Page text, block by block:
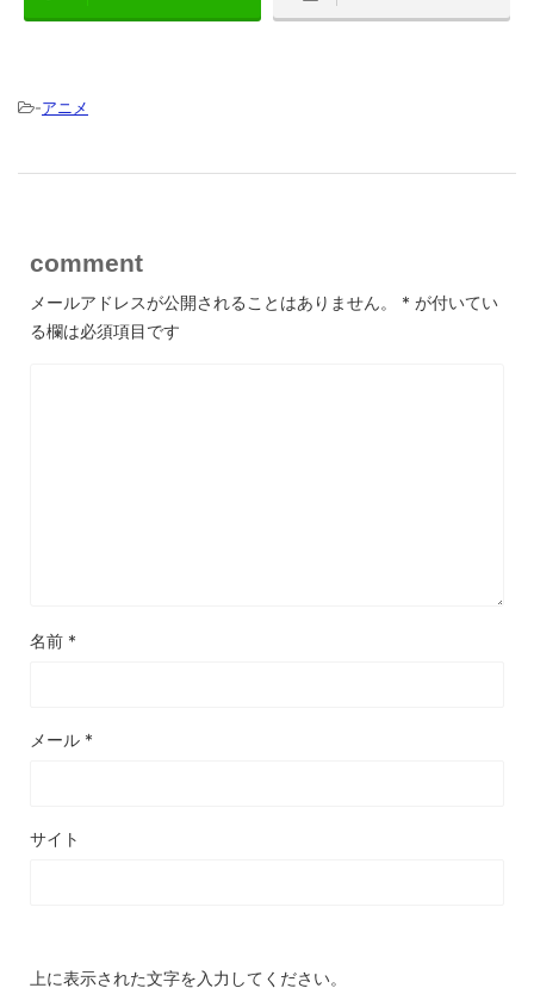
-アニメ
comment
メールアドレスが公開されることはありません。 * が付いてい
る欄は必須項目です
名前 *
メール *
サイト
上に表示された文字を入力してください。